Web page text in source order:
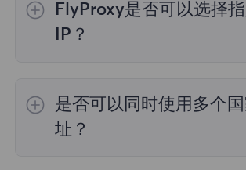
FlyProxy是否可以选择
IP？
的代理选择； 静态住宅代理提供
理，购买时您可以选择所需的国家
是否可以同时使用多个
址？